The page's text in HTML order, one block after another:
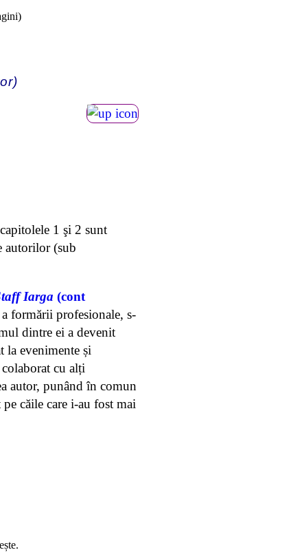
1 şi 2 sunt
autorilor (sub
Iarga (cont
formării profesionale, s-
dintre ei a devenit
la evenimente și
cu alți
autor, punând în comun
căile care i-au fost mai